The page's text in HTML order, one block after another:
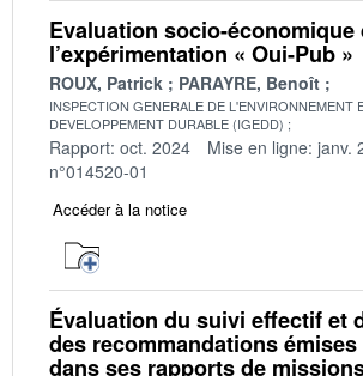
Evaluation socio-économique
l’expérimentation « Oui-Pub »
ROUX, Patrick PARAYRE, Benoît
INSPECTION GENERALE DE L'ENVIRONNEMENT
DEVELOPPEMENT DURABLE (IGEDD)
Rapport: oct. 2024 Mise en ligne: janv.
n°014520-01
Accéder à la notice
Évaluation du suivi effectif et
des recommandations émises
dans ses rapports de